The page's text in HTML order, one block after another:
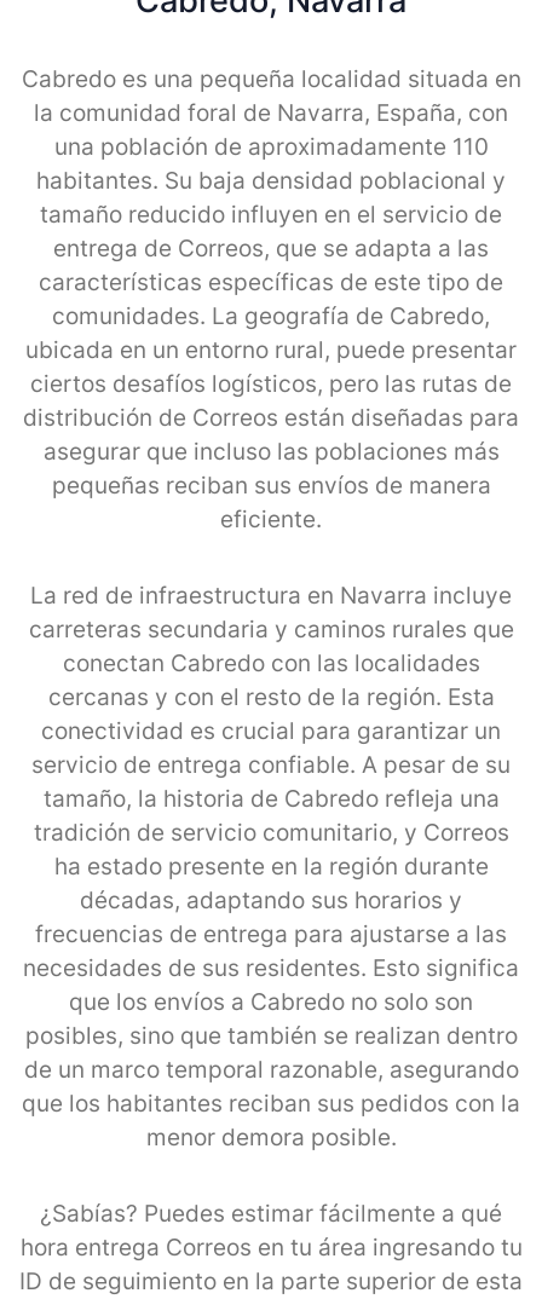
Cabredo es una pequeña localidad situada en
la comunidad foral de Navarra, España, con
una población de aproximadamente 110
habitantes. Su baja densidad poblacional y
tamaño reducido influyen en el servicio de
entrega de Correos, que se adapta a las
características específicas de este tipo de
comunidades. La geografía de Cabredo,
ubicada en un entorno rural, puede presentar
ciertos desafíos logísticos, pero las rutas de
distribución de Correos están diseñadas para
asegurar que incluso las poblaciones más
pequeñas reciban sus envíos de manera
eficiente.
La red de infraestructura en Navarra incluye
carreteras secundaria y caminos rurales que
conectan Cabredo con las localidades
cercanas y con el resto de la región. Esta
conectividad es crucial para garantizar un
servicio de entrega confiable. A pesar de su
tamaño, la historia de Cabredo refleja una
tradición de servicio comunitario, y Correos
ha estado presente en la región durante
décadas, adaptando sus horarios y
frecuencias de entrega para ajustarse a las
necesidades de sus residentes. Esto significa
que los envíos a Cabredo no solo son
posibles, sino que también se realizan dentro
de un marco temporal razonable, asegurando
que los habitantes reciban sus pedidos con la
menor demora posible.
¿Sabías? Puedes estimar fácilmente a qué
hora entrega Correos en tu área ingresando tu
ID de seguimiento en la parte superior de esta